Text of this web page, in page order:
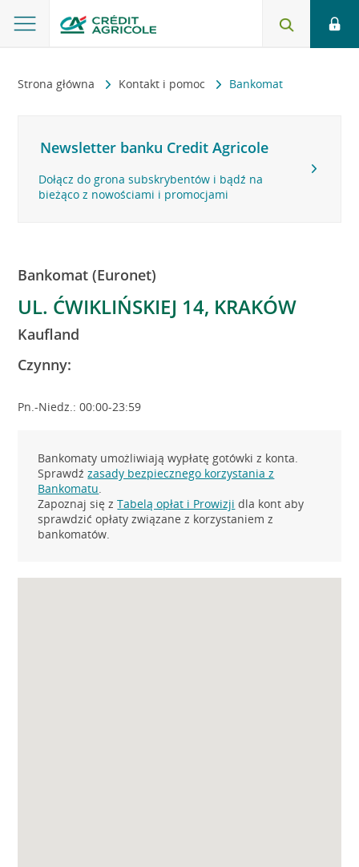
Strona główna Kontakt i pomoc Bankomat
Newsletter banku Credit Agricole
Dołącz do grona subskrybentów i bądź na
bieżąco z nowościami i promocjami
Bankomat (Euronet)
UL. ĆWIKLIŃSKIEJ 14, KRAKÓW
Kaufland
Czynny:
Pn.-Niedz.: 00:00-23:59
Bankomaty umożliwiają wypłatę gotówki z konta.
Sprawdźzasady bezpiecznego korzystania z
Bankomatu.
Zapoznaj się zTabelą opłat i Prowizji dla kont aby
sprawdzić opłaty związane z korzystaniem z
bankomatów.